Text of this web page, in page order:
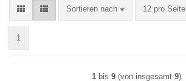
Sortieren nach
Sortieren nach 12 pro Seite
pro Seite
1
1bis 9(von insgesamt 9)